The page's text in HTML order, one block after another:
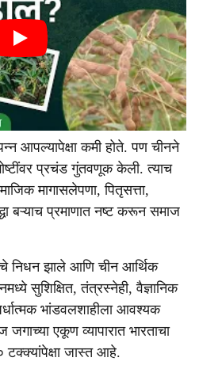
आपल्यापेक्षा कमी होते. पण चीनने
प्रचंड गुंतवणूक केली. त्याच
मागासलेपणा, पितृसत्ता,
बऱ्याच प्रमाणात नष्ट करून समाज
निधन झाले आणि चीन आर्थिक
सुशिक्षित, तंत्रस्नेही, वैज्ञानिक
भांडवलशाहीला आवश्यक
एकूण व्यापारात भारताचा
जास्त आहे.